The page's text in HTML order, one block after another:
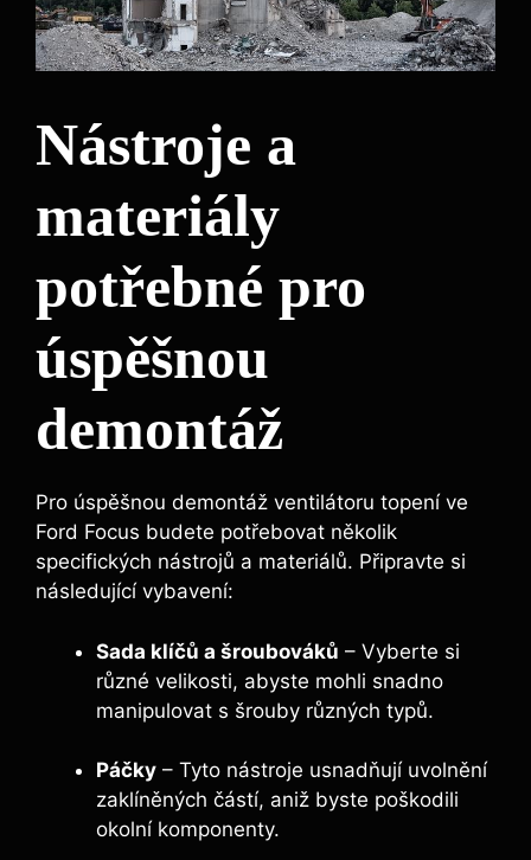
Nástroje a
materiály
potřebné pro
úspěšnou
demontáž
Pro úspěšnou demontáž ventilátoru topení ve
Ford Focus budete potřebovat několik
specifických nástrojů a materiálů. Připravte si
následující vybavení:
Sada klíčů a šroubováků – Vyberte si
různé velikosti, abyste mohli snadno
manipulovat s šrouby různých typů.
Páčky – Tyto nástroje usnadňují uvolnění
zaklíněných částí, aniž byste poškodili
okolní komponenty.